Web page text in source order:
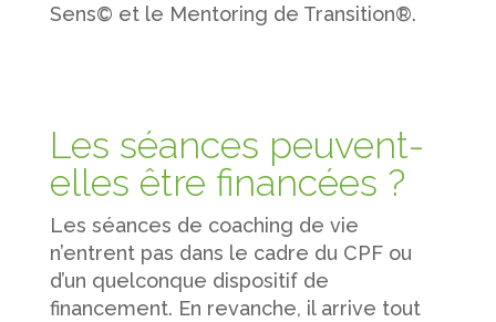
Sens© et le Mentoring de Transition®.
Les séances peuvent-
elles être financées ?
Les séances de coaching de vie
n’entrent pas dans le cadre du CPF ou
d’un quelconque dispositif de
financement. En revanche, il arrive tout